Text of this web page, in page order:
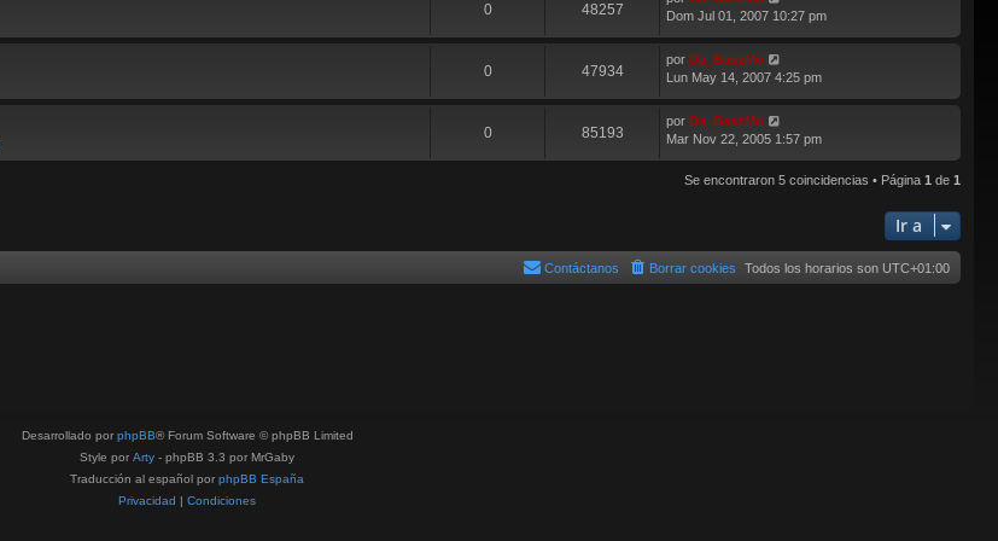
0 48257
Dom Jul 01, 2007 10:27 pm
0 47934
por Da_BaszMo
Lun May 14, 2007 4:25 pm
0 85193
por Da_BaszMo
Mar Nov 22, 2005 1:57 pm
Se encontraron 5 coincidencias • Página 1 de 1
Ir a
Todos los horarios son UTC+01:00
Borrar cookies
Contáctanos
Desarrollado por phpBB® Forum Software © phpBB Limited
Style por Arty - phpBB 3.3 por MrGaby
Traducción al español por phpBB España
Privacidad | Condiciones